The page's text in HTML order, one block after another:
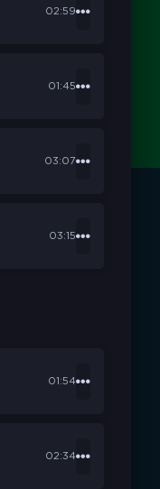
02:59
01:45
03:07
03:15
01:54
02:34